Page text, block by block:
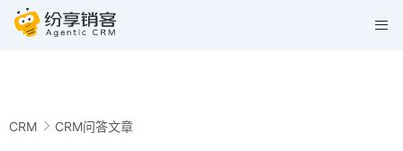
CRM CRM问答文章